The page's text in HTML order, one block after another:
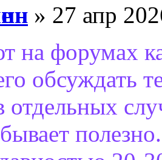
» 27 апр
на форумах
обсуждать